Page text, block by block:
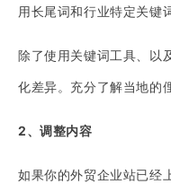
用长尾词和行业特定关键
除了使用关键词工具、以
化差异。充分了解当地的
2、调整内容
如果你的外贸企业站已经